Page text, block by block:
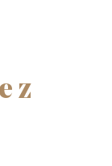
z